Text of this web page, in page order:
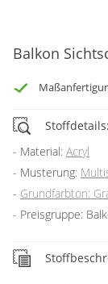
Stoffe
Panneaux
Balkon
Stoffdetails:
Material: Acryl
Musterung:
Grundfarbton:
Preisgruppe: